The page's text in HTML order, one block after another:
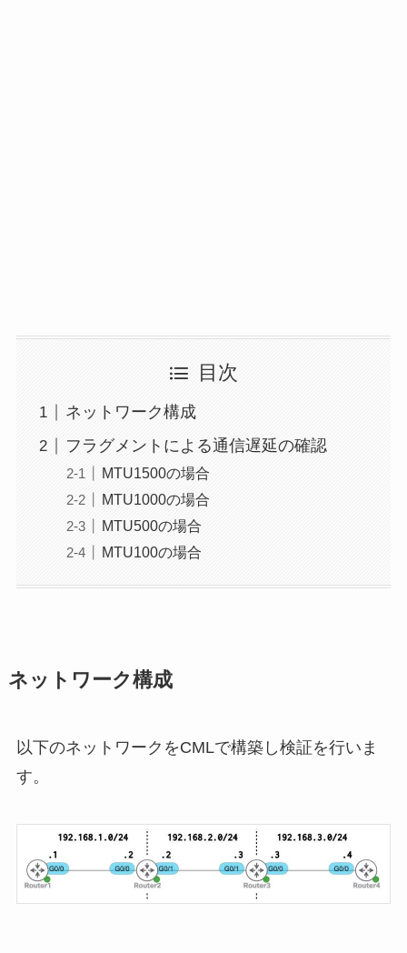
目次
ネットワーク構成
フラグメントによる通信遅延の確認
MTU1500の場合
MTU1000の場合
MTU500の場合
MTU100の場合
ネットワーク構成
以下のネットワークをCMLで構築し検証を行いま
す。